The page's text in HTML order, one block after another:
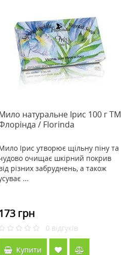
натуральне Ірис 100 г TM
/ Florinda
Ірис утворює щільну піну та
очищає шкірний покрив
різних забруднень, а також
...
грн
0 відгуків
Купити